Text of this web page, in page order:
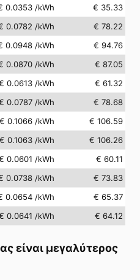
0.0353 /kWh
€ 35.33
0.0782 /kWh
€ 78.22
0.0948 /kWh
€ 94.76
0.0870 /kWh
€ 87.05
0.0613 /kWh
€ 61.32
0.0787 /kWh
€ 78.68
€ 0.1066 /kWh
€ 106.59
€ 0.1063 /kWh
€ 106.26
0.0601 /kWh
€ 60.11
0.0738 /kWh
€ 73.83
0.0654 /kWh
€ 65.37
0.0641 /kWh € 64.12
είναι μεγαλύτερος